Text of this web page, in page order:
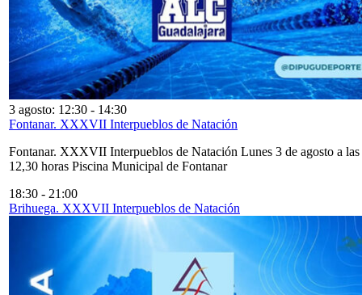
3 agosto: 12:30 - 14:30
Fontanar. XXXVII Interpueblos de Natación
Fontanar. XXXVII Interpueblos de Natación Lunes 3 de agosto a las
12,30 horas Piscina Municipal de Fontanar
18:30 - 21:00
Brihuega. XXXVII Interpueblos de Natación